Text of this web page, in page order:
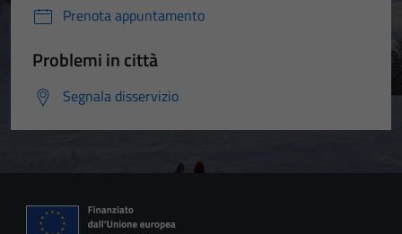
Prenota appuntamento
Problemi in città
Segnala disservizio